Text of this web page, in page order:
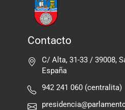
Contacto
C/ Alta, 31-33 / 39008,
España
942 241 060 (centralita)